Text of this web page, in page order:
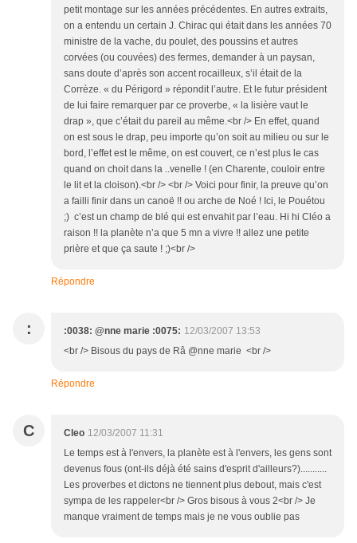
petit montage sur les années précédentes. En autres extraits,
on a entendu un certain J. Chirac qui était dans les années 70
ministre de la vache, du poulet, des poussins et autres
corvées (ou couvées) des fermes, demander à un paysan,
sans doute d’après son accent rocailleux, s’il était de la
Corrèze. « du Périgord » répondit l’autre. Et le futur président
de lui faire remarquer par ce proverbe, « la lisière vaut le
drap », que c’était du pareil au même.<br /> En effet, quand
on est sous le drap, peu importe qu’on soit au milieu ou sur le
bord, l’effet est le même, on est couvert, ce n’est plus le cas
quand on choit dans la ..venelle ! (en Charente, couloir entre
le lit et la cloison).<br /> <br /> Voici pour finir, la preuve qu’on
a failli finir dans un canoë !! ou arche de Noé ! Ici, le Pouétou
;) c’est un champ de blé qui est envahit par l’eau. Hi hi Cléo a
raison !! la planète n’a que 5 mn a vivre !! allez une petite
prière et que ça saute ! ;)<br />
Répondre
: :0038: @nne marie :0075: 12/03/2007 13:53
<br /> Bisous du pays de Râ @nne marie <br />
Répondre
C Cleo 12/03/2007 11:31
Le temps est à l'envers, la planète est à l'envers, les gens sont
devenus fous (ont-ils déjà été sains d'esprit d'ailleurs?)...........
Les proverbes et dictons ne tiennent plus debout, mais c'est
sympa de les rappeler<br /> Gros bisous à vous 2<br /> Je
manque vraiment de temps mais je ne vous oublie pas